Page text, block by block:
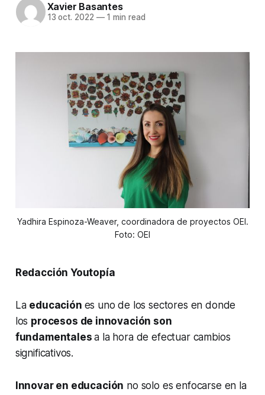
Xavier Basantes
13 oct. 2022 —1 min read
Yadhira Espinoza-Weaver, coordinadora de proyectos OEI.
Foto: OEI
Redacción Youtopía
La educación es uno de los sectores en donde
los procesos de innovación son
fundamentalesa la hora de efectuar cambios
significativos.
Innovar en educación no solo es enfocarse en la